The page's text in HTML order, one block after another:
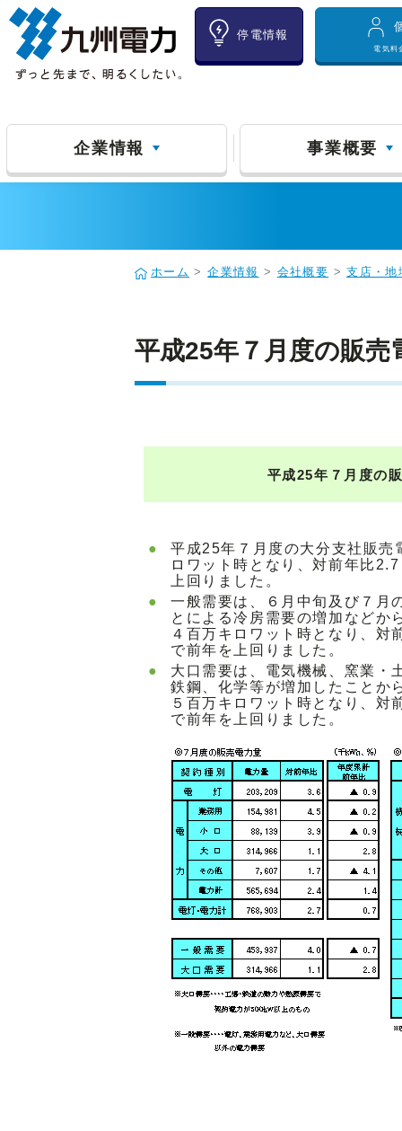
停電情報
電気料
企業情報 事業概要
ホーム >企業情報 > 会社概要 >支店・地
平成25年７月度の販売
平成25年７月度の
●
平成25年７月度の大分支社販売
ロワット時となり、対前年比
上回りました。
●
一般需要は、６月中旬及び７月
とによる冷房需要の増加などか
４百万キロワット時となり、対
で前年を上回りました。
●
大口需要は、電気機械、窯業・
鉄鋼、化学等が増加したことか
５百万キロワット時となり、対
で前年を上回りました。